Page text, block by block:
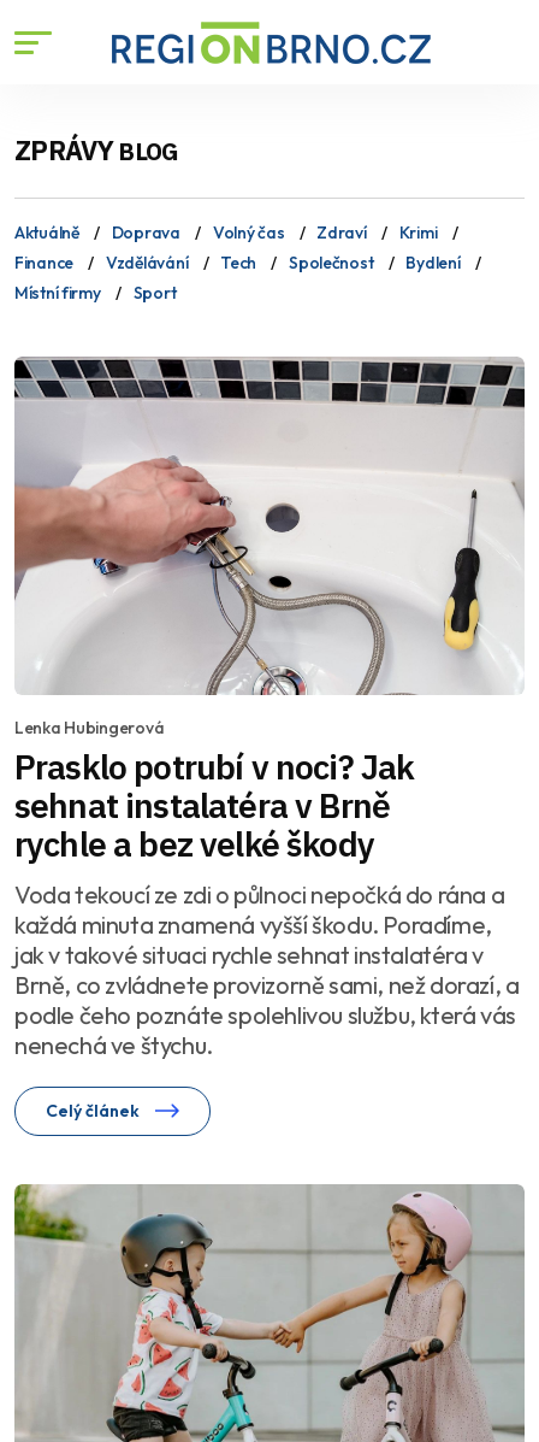
ZPRÁVYBLOG
Aktuálně Doprava Volný čas Zdraví
Krimi
Finance
Vzdělávání Tech Společnost
Bydlení
Místní firmy
Sport
Lenka Hubingerová
Prasklo potrubí v noci? Jak
sehnat instalatéra v Brně
rychle a bez velké škody
Voda tekoucí ze zdi o půlnoci nepočká do rána a
každá minuta znamená vyšší škodu. Poradíme,
jak v takové situaci rychle sehnat instalatéra v
Brně, co zvládnete provizorně sami, než dorazí, a
podle čeho poznáte spolehlivou službu, která vás
nenechá ve štychu.
Celý článek